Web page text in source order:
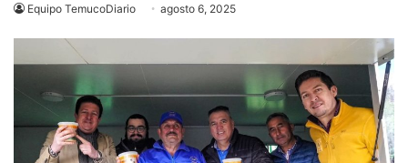
Equipo TemucoDiario agosto 6, 2025